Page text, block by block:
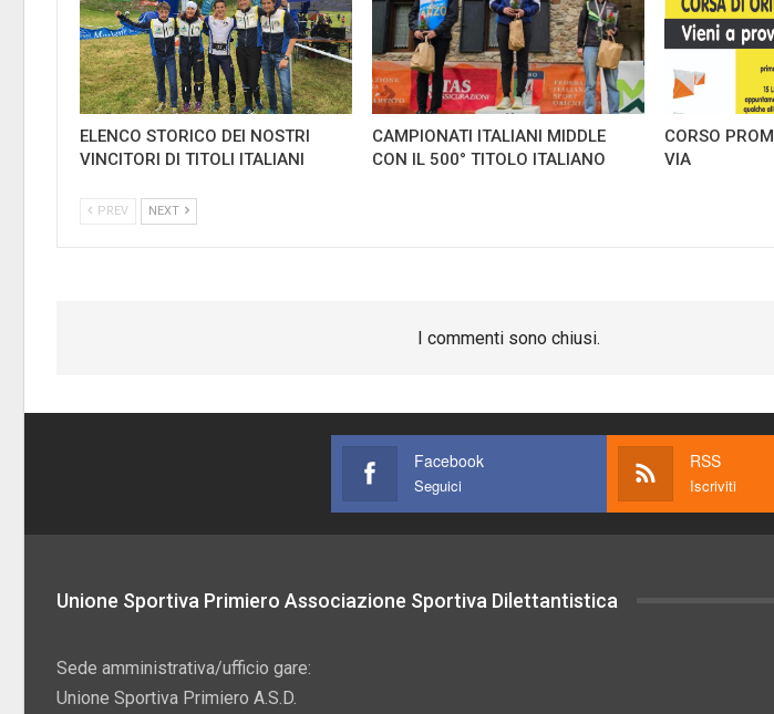
ELENCO STORICO DEI NOSTRI
VINCITORI DI TITOLI ITALIANI
CAMPIONATI ITALIANI MIDDLE
CON IL 500° TITOLO ITALIANO
CORSO
VIA
PREV NEXT
I commenti sono chiusi.
Facebook
Seguici
RSS
Iscriviti
Unione Sportiva Primiero Associazione Sportiva Dilettantistica
Sede amministrativa/ufficio gare:
Unione Sportiva Primiero A.S.D.